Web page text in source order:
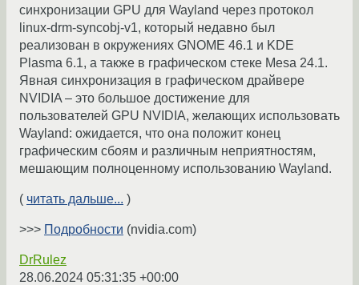
синхронизации GPU для Wayland через протокол
linux-drm-syncobj-v1, который недавно был
реализован в окружениях GNOME 46.1 и KDE
Plasma 6.1, а также в графическом стеке Mesa 24.1.
Явная синхронизация в графическом драйвере
NVIDIA – это большое достижение для
пользователей GPU NVIDIA, желающих использовать
Wayland: ожидается, что она положит конец
графическим сбоям и различным неприятностям,
мешающим полноценному использованию Wayland.
( читать дальше... )
>>> Подробности (nvidia.com)
DrRulez
28.06.2024 05:31:35 +00:00